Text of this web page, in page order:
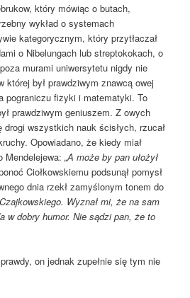
który mówiąc o butach,
wykład o systemach
kategorycznym, który przytłaczał
o Nibelungach lub streptokokach, o
murami uniwersytetu nigdy nie
której był prawdziwym znawcą owej
pograniczu fizyki i matematyki. To
prawdziwym geniuszem. Z owych
wszystkich nauk ścisłych, rzucał
Opowiadano, że kiedy miał
Mendelejewa:„A może by pan ułożył
Ciołkowskiemu podsunął pomysł
dnia rzekł zamyślonym tonem do
Wyznał mi, że na sam
w dobry humor. Nie sądzi pan, że to
on jednak zupełnie się tym nie